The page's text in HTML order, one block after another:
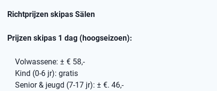
Richtprijzen skipas Sälen
Prijzen skipas 1 dag (hoogseizoen):
Volwassene: ± € 58,-
Kind (0-6 jr): gratis
Senior & jeugd (7-17 jr): ± €. 46,-